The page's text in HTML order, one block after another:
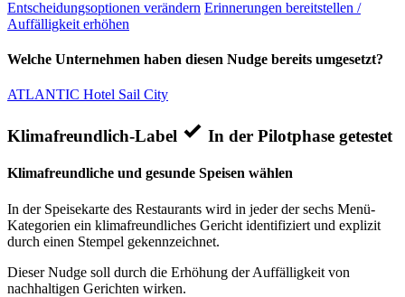
Entscheidungsoptionen verändern Erinnerungen bereitstellen /
Auffälligkeit erhöhen
Welche Unternehmen haben diesen Nudge bereits umgesetzt?
ATLANTIC Hotel Sail City
Klimafreundlich-Label In der Pilotphase getestet
Klimafreundliche und gesunde Speisen wählen
In der Speisekarte des Restaurants wird in jeder der sechs Menü-
Kategorien ein klimafreundliches Gericht identifiziert und explizit
durch einen Stempel gekennzeichnet.
Dieser Nudge soll durch die Erhöhung der Auffälligkeit von
nachhaltigen Gerichten wirken.